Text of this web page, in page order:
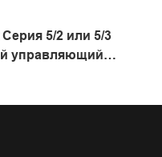
Серия 5/2 или 5/3
управляющий